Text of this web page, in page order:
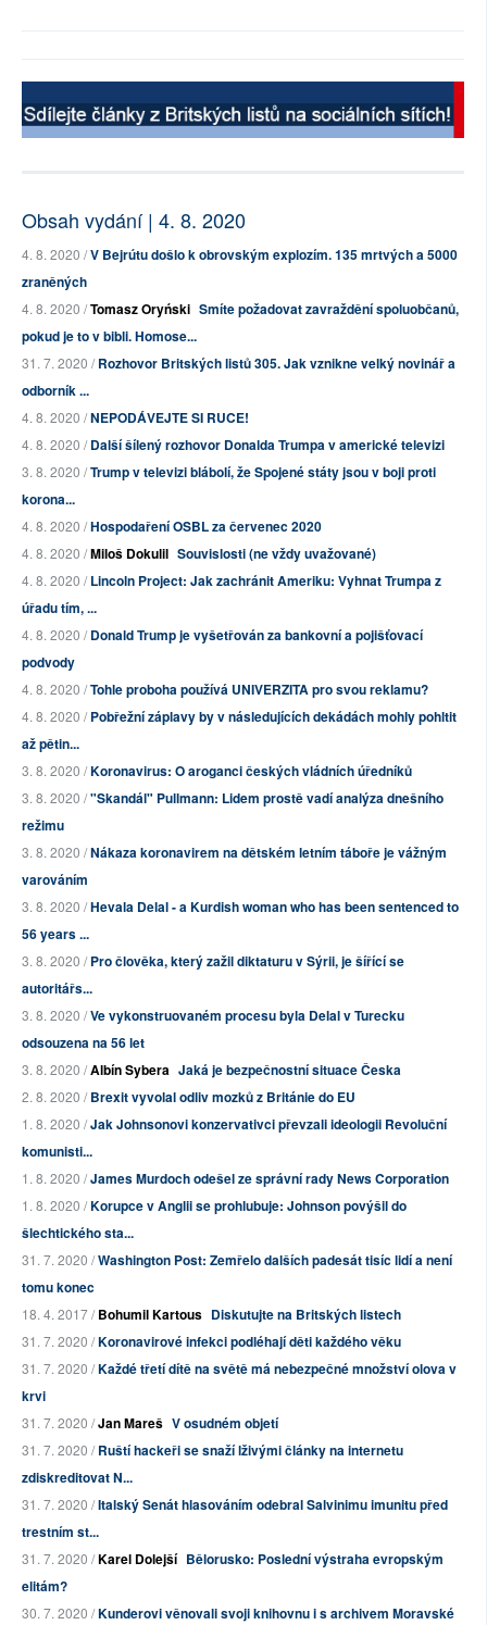
Obsah vydání | 4. 8. 2020
4. 8. 2020 /V Bejrútu došlo k obrovským explozím. 135 mrtvých a 5000
zraněných
4. 8. 2020 /Tomasz Oryński Smíte požadovat zavraždění spoluobčanů,
pokud je to v bibli. Homose...
31. 7. 2020 /Rozhovor Britských listů 305. Jak vznikne velký novinář a
odborník ...
4. 8. 2020 /NEPODÁVEJTE SI RUCE!
4. 8. 2020 /Další šílený rozhovor Donalda Trumpa v americké televizi
3. 8. 2020 /Trump v televizi blábolí, že Spojené státy jsou v boji proti
korona...
4. 8. 2020 /Hospodaření OSBL za červenec 2020
4. 8. 2020 /Miloš Dokulil Souvislosti (ne vždy uvažované)
4. 8. 2020 /Lincoln Project: Jak zachránit Ameriku: Vyhnat Trumpa z
úřadu tím, ...
4. 8. 2020 /Donald Trump je vyšetřován za bankovní a pojišťovací
podvody
4. 8. 2020 /Tohle proboha používá UNIVERZITA pro svou reklamu?
4. 8. 2020 /Pobřežní záplavy by v následujících dekádách mohly pohltit
až pětin...
3. 8. 2020 /Koronavirus: O aroganci českých vládních úředníků
3. 8. 2020 /"Skandál" Pullmann: Lidem prostě vadí analýza dnešního
režimu
3. 8. 2020 /Nákaza koronavirem na dětském letním táboře je vážným
varováním
3. 8. 2020 /Hevala Delal - a Kurdish woman who has been sentenced to
56 years ...
3. 8. 2020 /Pro člověka, který zažil diktaturu v Sýrii, je šířící se
autoritářs...
3. 8. 2020 /Ve vykonstruovaném procesu byla Delal v Turecku
odsouzena na 56 let
3. 8. 2020 /Albín Sybera Jaká je bezpečnostní situace Česka
2. 8. 2020 /Brexit vyvolal odliv mozků z Británie do EU
1. 8. 2020 /Jak Johnsonovi konzervativci převzali ideologii Revoluční
komunisti...
1. 8. 2020 /James Murdoch odešel ze správní rady News Corporation
1. 8. 2020 /Korupce v Anglii se prohlubuje: Johnson povýšil do
šlechtického sta...
31. 7. 2020 /Washington Post: Zemřelo dalších padesát tisíc lidí a není
tomu konec
18. 4. 2017 /Bohumil Kartous Diskutujte na Britských listech
31. 7. 2020 /Koronavirové infekci podléhají děti každého věku
31. 7. 2020 /Každé třetí dítě na světě má nebezpečné množství olova v
krvi
31. 7. 2020 /Jan Mareš V osudném objetí
31. 7. 2020 /Ruští hackeři se snaží lživými články na internetu
zdiskreditovat N...
31. 7. 2020 /Italský Senát hlasováním odebral Salvinimu imunitu před
trestním st...
31. 7. 2020 /Karel Dolejší Bělorusko: Poslední výstraha evropským
elitám?
30. 7. 2020 /Kunderovi věnovali svoji knihovnu i s archivem Moravské